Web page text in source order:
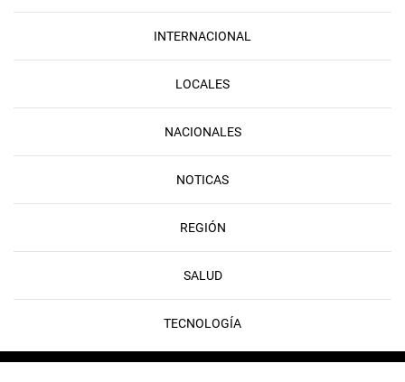
INTERNACIONAL
LOCALES
NACIONALES
NOTICAS
REGIÓN
SALUD
TECNOLOGÍA